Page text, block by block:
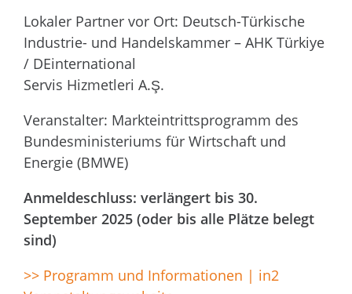
Lokaler Partner vor Ort: Deutsch-Türkische
Industrie- und Handelskammer – AHK Türkiye
/ DEinternational
Servis Hizmetleri A.Ş.
Veranstalter: Markteintrittsprogramm des
Bundesministeriums für Wirtschaft und
Energie (BMWE)
Anmeldeschluss: verlängert bis 30.
September 2025 (oder bis alle Plätze belegt
sind)
>> Programm und Informationen | in2